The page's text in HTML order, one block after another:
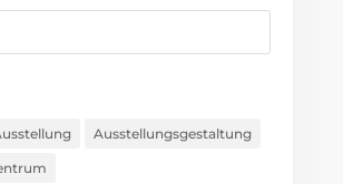
Ausstellungsgestaltung